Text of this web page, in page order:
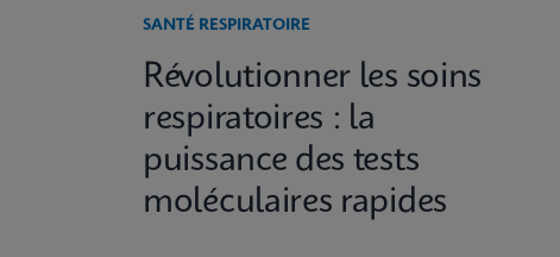
SANTÉ RESPIRATOIRE
Révolutionner les soins
respiratoires : la
puissance des tests
moléculaires rapides